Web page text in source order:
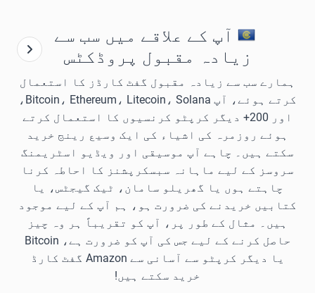
آپ کے علاقے میں سب سے
زیادہ مقبول پروڈکٹس
ہمارے سب سے زیادہ مقبول گفٹ کارڈز کا استعمال
کرتے ہوئے، آپ Bitcoin، Ethereum، Litecoin، Solana،
اور 200+ دیگر کرپٹو کرنسیوں کا استعمال کرتے
ہوئے روزمرہ کی اشیاء کی ایک وسیع رینج خرید
سکتے ہیں۔ چاہے آپ موسیقی اور ویڈیو اسٹریمنگ
سروسز کے لیے ماہانہ سبسکرپشنز کا احاطہ کرنا
چاہتے ہوں یا گھریلو سامان، ٹیک گیجٹس، یا
کتابیں خریدنے کی ضرورت ہو، ہم آپ کے لیے موجود
ہیں۔ مثال کے طور پر، آپ کو تقریباً ہر وہ چیز
حاصل کرنے کے لیے جس کی آپ کو ضرورت ہے، Bitcoin
یا دیگر کرپٹو سے آسانی سے Amazon گفٹ کارڈ
خرید سکتے ہیں!